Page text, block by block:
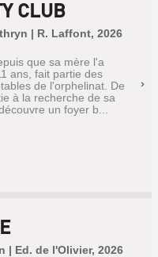
CLUB
| R. Laffont, 2026
que sa mère l'a
ans, fait partie des
de l'orphelinat. De
à la recherche de sa
un foyer b...
| Ed. de l'Olivier, 2026